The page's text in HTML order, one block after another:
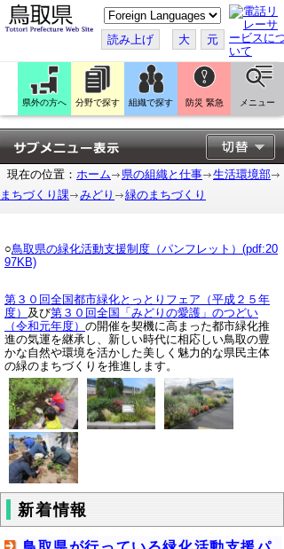
こ
の
ペ
ー
ジ
翻
訳
す
る
読み上げ 大 元
県外の方へ 分野で探す 組織で探す 防災 緊急 メニュー
現在の位置： ホーム 県の組織と仕事
生活環境部
まちづくり課
みどり 緑のまちづくり
○鳥取県の緑化活動支援制度（パンフレット）(pdf:20
97KB)
第３０回全国都市緑化とっとりフェア（平成２５年
度） 及び第３０回全国「みどりの愛護」のつどい
（令和元年度） の開催を契機に高まった都市緑化推
進の気運を継承し、新しい時代に相応しい鳥取の豊
かな自然や環境を活かした美しく魅力的な県民主体
の緑のまちづくりを推進します。
新着情報